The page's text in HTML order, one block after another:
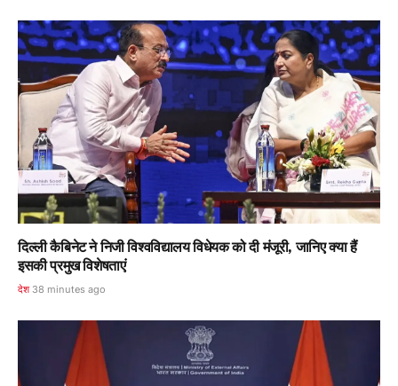
दिल्ली कैबिनेट ने निजी विश्वविद्यालय विधेयक को दी मंजूरी, जानिए क्या हैं
इसकी प्रमुख विशेषताएं
देश 38 minutes ago